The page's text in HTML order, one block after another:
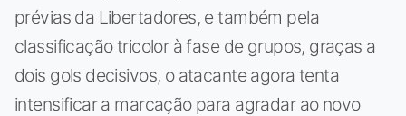
prévias da Libertadores, e também pela
classificação tricolor à fase de grupos, graças a
dois gols decisivos, o atacante agora tenta
intensificar a marcação para agradar ao novo